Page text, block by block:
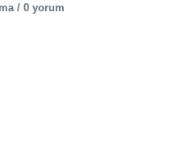
/ 0 yorum